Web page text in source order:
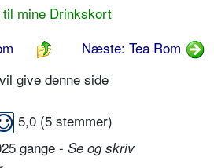
mine Drinkskort
Næste: Tea Rom
give denne side
5,0 (5 stemmer)
gange - Se og skriv